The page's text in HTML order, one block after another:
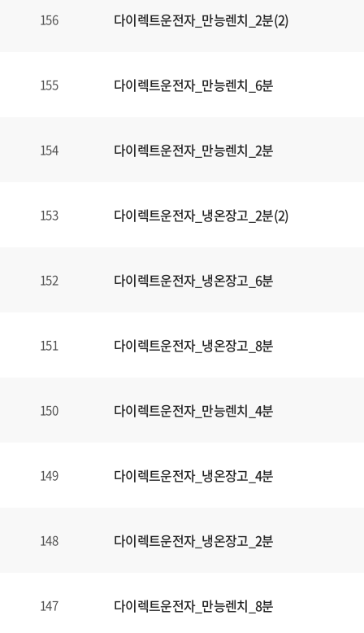
156 다이렉트운전자_만능렌치_2분(2)
155 다이렉트운전자_만능렌치_6분
154 다이렉트운전자_만능렌치_2분
153 다이렉트운전자_냉온장고_2분(2)
152 다이렉트운전자_냉온장고_6분
151 다이렉트운전자_냉온장고_8분
150 다이렉트운전자_만능렌치_4분
149 다이렉트운전자_냉온장고_4분
148 다이렉트운전자_냉온장고_2분
147 다이렉트운전자_만능렌치_8분